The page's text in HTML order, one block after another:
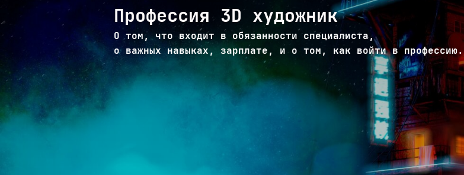
Профессия 3D художник
О том, что входит в обязанности специалиста,
о важных навыках, зарплате, и о том, как войти в профессию.